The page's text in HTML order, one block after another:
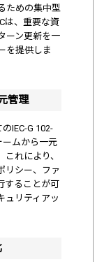
ための集中型
は、重要な資
ーン更新を一
を提供しま
管理
IEC-G 102-
ームから一元
れにより、
リシー、ファ
することが可
ュリティアッ